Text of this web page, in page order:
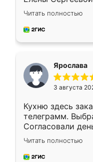
короткие сроки
для замера
предложил по
Читать полностью
Ярослава
3 августа
Кухню здесь
телеграмм.
Согласовали
недели кухня
довольны
мебель за
Читать полностью